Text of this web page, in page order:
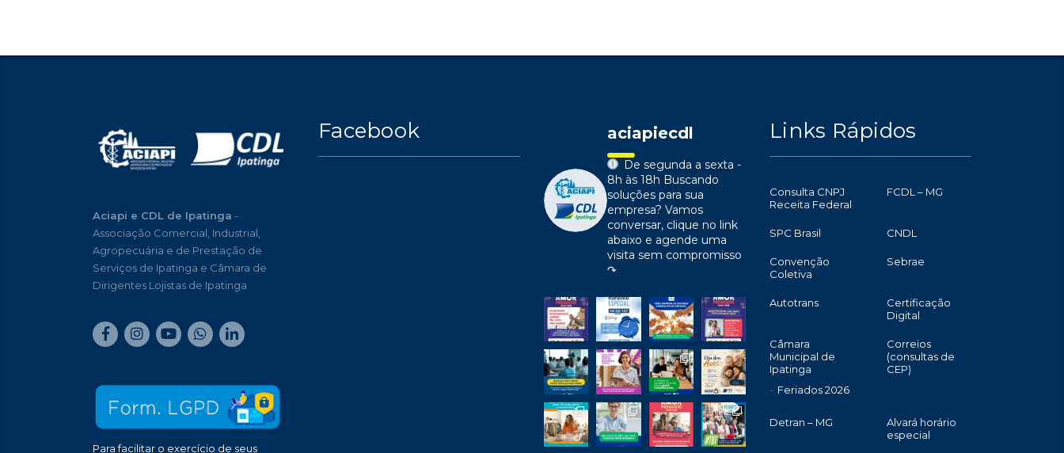
Aciapi e CDL de Ipatinga -
Associação Comercial, Industrial,
Agropecuária e de Prestação de
Serviços de Ipatinga e Câmara de
Dirigentes Lojistas de Ipatinga
Para facilitar o exercício de seus
Facebook aciapiecdl
De segunda a sexta -
8h às 18h Buscando
soluções para sua
empresa? Vamos
conversar, clique no link
abaixo e agende uma
visita sem compromisso
↷
Links Rápidos
Consulta CNPJ
Receita Federal
FCDL – MG
SPC Brasil CNDL
Convenção
Coletiva
Sebrae
Autotrans
Certificação
Digital
Câmara
Municipal de
Ipatinga
Feriados 2026
Correios
(consultas de
CEP)
Detran – MG
Alvará horário
especial